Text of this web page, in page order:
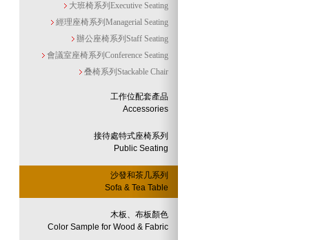
大班椅系列Executive Seating
經理座椅系列Managerial Seating
辦公座椅系列Staff Seating
會議室座椅系列Conference Seating
叠椅系列Stackable Chair
工作位配套產品
Accessories
接待處特式座椅系列
Public Seating
沙發和茶几系列
Sofa & Tea Table
木板、布板顏色
Color Sample for Wood & Fabric